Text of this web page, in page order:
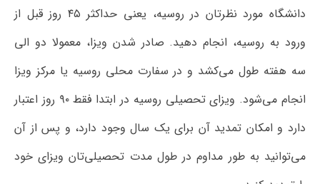
دانشگاه مورد نظرتان در روسیه، یعنی حداکثر ۴۵ روز قبل از
ورود به روسیه، انجام دهید. صادر شدن ویزا، معمولا دو الی
سه هفته طول می‌کشد و در سفارت محلی روسیه یا مرکز ویزا
انجام می‌شود. ویزای تحصیلی روسیه در ابتدا فقط ۹۰ روز اعتبار
دارد و امکان تمدید آن برای یک سال وجود دارد، و پس از آن
می‌توانید به طور مداوم در طول مدت تحصیلی‌تان ویزای خود